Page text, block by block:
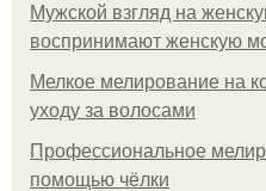
Мужской взгляд на
воспринимают женскую
Мелкое мелирование на
уходу за волосами
Профессиональное
помощью чёлки